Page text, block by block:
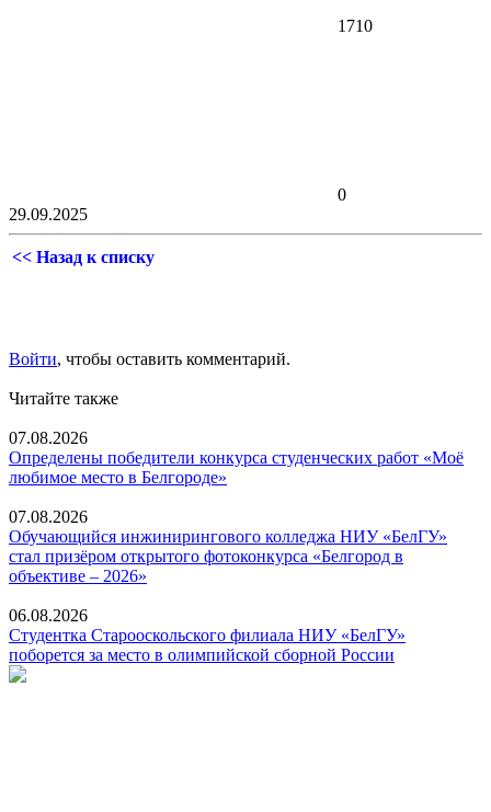
1710
0
29.09.2025
<< Назад к списку
Войти, чтобы оставить комментарий.
Читайте также
07.08.2026
Определены победители конкурса студенческих работ «Моё
любимое место в Белгороде»
07.08.2026
Обучающийся инжинирингового колледжа НИУ «БелГУ»
стал призёром открытого фотоконкурса «Белгород в
объективе – 2026»
06.08.2026
Студентка Старооскольского филиала НИУ «БелГУ»
поборется за место в олимпийской сборной России